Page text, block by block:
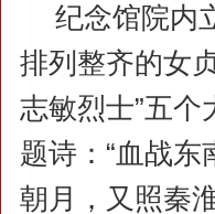
纪念馆院内
排列整齐的女
志敏烈士”五
题诗：“血战
朝月，又照秦